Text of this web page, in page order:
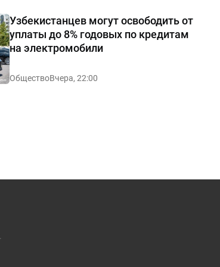
Узбекистанцев могут освободить от
уплаты до 8% годовых по кредитам
на электромобили
ОбществоВчера, 22:00